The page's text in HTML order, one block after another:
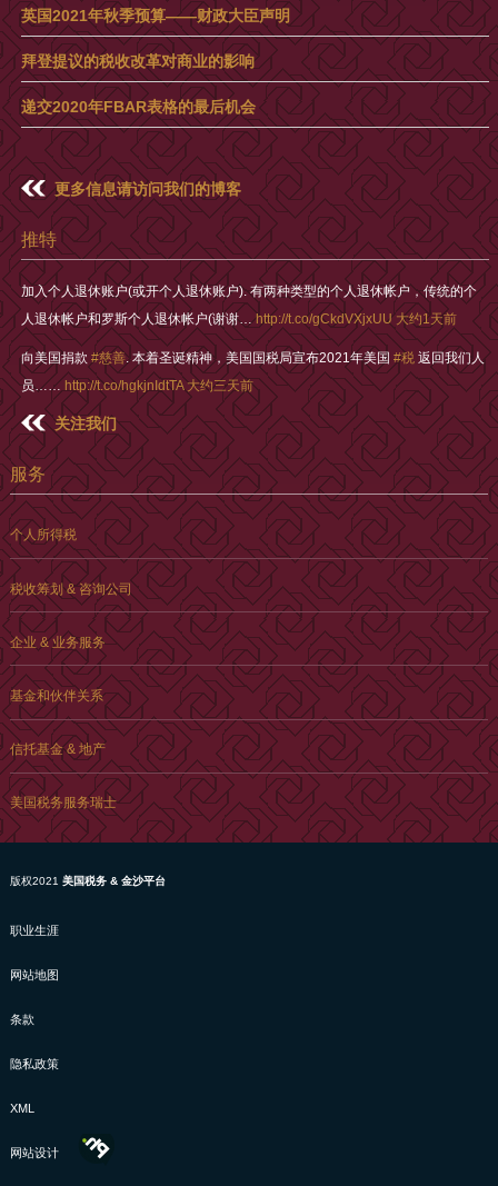
英国2021年秋季预算——财政大臣声明
拜登提议的税收改革对商业的影响
递交2020年FBAR表格的最后机会
更多信息请访问我们的博客
推特
加入个人退休账户(或开个人退休账户). 有两种类型的个人退休帐户，传统的个
人退休帐户和罗斯个人退休帐户(谢谢…http://t.co/gCkdVXjxUU 大约1天前
向美国捐款 #慈善. 本着圣诞精神，美国国税局宣布2021年美国 #税 返回我们人
员…… http://t.co/hgkjnIdtTA 大约三天前
关注我们
服务
个人所得税
税收筹划 & 咨询公司
企业 & 业务服务
基金和伙伴关系
信托基金 & 地产
美国税务服务瑞士
版权2021 美国税务 & 金沙平台
职业生涯
网站地图
条款
隐私政策
XML
网站设计